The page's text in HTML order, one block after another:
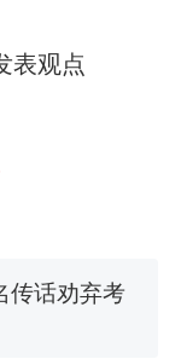
表观点
大王”称
长大：挖了
徒手将其拽
刀的女孩，